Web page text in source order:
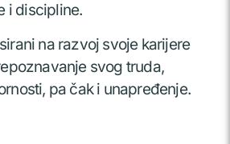
i discipline.
na razvoj svoje karijere
svog truda,
pa čak i unapređenje.